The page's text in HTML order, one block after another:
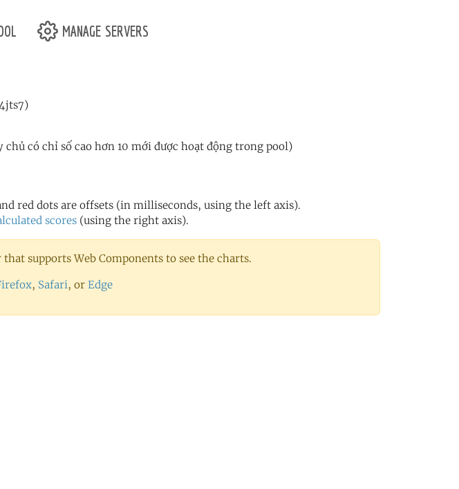
manage servers
có chỉ số cao hơn 10 mới được hoạt động trong pool)
red dots are offsets (in milliseconds, using the left axis).
scores (using the right axis).
supports Web Components to see the charts.
, Safari, or Edge